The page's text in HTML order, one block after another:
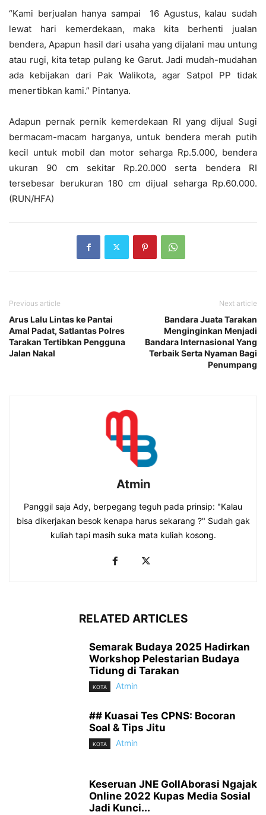
“Kami berjualan hanya sampai 16 Agustus, kalau sudah
lewat hari kemerdekaan, maka kita berhenti jualan
bendera, Apapun hasil dari usaha yang dijalani mau untung
atau rugi, kita tetap pulang ke Garut. Jadi mudah-mudahan
ada kebijakan dari Pak Walikota, agar Satpol PP tidak
menertibkan kami.” Pintanya.
Adapun pernak pernik kemerdekaan RI yang dijual Sugi
bermacam-macam harganya, untuk bendera merah putih
kecil untuk mobil dan motor seharga Rp.5.000, bendera
ukuran 90 cm sekitar Rp.20.000 serta bendera RI
tersebesar berukuran 180 cm dijual seharga Rp.60.000.
(RUN/HFA)
Previous article
Arus Lalu Lintas ke Pantai
Amal Padat, Satlantas Polres
Tarakan Tertibkan Pengguna
Jalan Nakal
Next article
Bandara Juata Tarakan
Menginginkan Menjadi
Bandara Internasional Yang
Terbaik Serta Nyaman Bagi
Penumpang
Atmin
Panggil saja Ady, berpegang teguh pada prinsip: "Kalau
bisa dikerjakan besok kenapa harus sekarang ?" Sudah gak
kuliah tapi masih suka mata kuliah kosong.
RELATED ARTICLES
Semarak Budaya 2025 Hadirkan
Workshop Pelestarian Budaya
Tidung di Tarakan
KOTA Atmin
## Kuasai Tes CPNS: Bocoran
Soal & Tips Jitu
KOTA Atmin
Keseruan JNE GollAborasi Ngajak
Online 2022 Kupas Media Sosial
Jadi Kunci...